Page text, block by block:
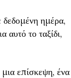
δεδομένη ημέρα,
αυτό το ταξίδι,
επίσκεψη, ένα